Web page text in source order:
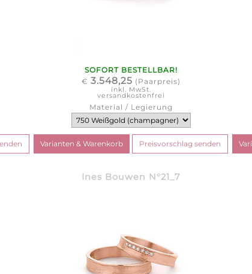
SOFORT BESTELLBAR!
€ 3.548,25 (Paarpreis)
inkl. MwSt.
versandkostenfrei
Material / Legierung
Ines Bouwen N°21_7